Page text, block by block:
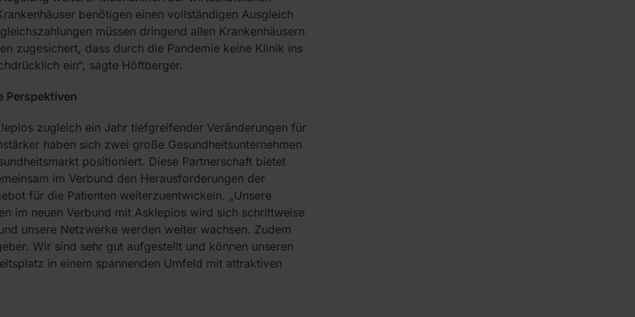
benötigen einen vollständigen Ausgleich
müssen dringend allen Krankenhäusern
zugesichert, dass durch die Pandemie keine Klinik ins
ein“, sagte Höftberger.
Perspektiven
zugleich ein Jahr tiefgreifender Veränderungen für
haben sich zwei große Gesundheitsunternehmen
positioniert. Diese Partnerschaft bietet
im Verbund den Herausforderungen der
für die Patienten weiterzuentwickeln. „Unsere
im neuen Verbund mit Asklepios wird sich schrittweise
unsere Netzwerke werden weiter wachsen. Zudem
Wir sind sehr gut aufgestellt und können unseren
in einem spannenden Umfeld mit attraktiven